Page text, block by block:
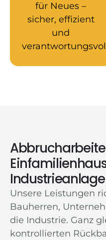
für Neues –
sicher, effizient
und
Industrieanlage
Unsere Leistungen
Bauherren,
die Industrie. Ganz
kontrollierten